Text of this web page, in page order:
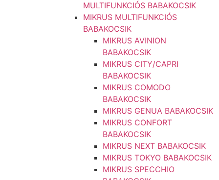
MULTIFUNKCIÓS BABAKOCSIK
MIKRUS MULTIFUNKCIÓS
BABAKOCSIK
MIKRUS AVINION
BABAKOCSIK
MIKRUS CITY/CAPRI
BABAKOCSIK
MIKRUS COMODO
BABAKOCSIK
MIKRUS GENUA BABAKOCSIK
MIKRUS CONFORT
BABAKOCSIK
MIKRUS NEXT BABAKOCSIK
MIKRUS TOKYO BABAKOCSIK
MIKRUS SPECCHIO